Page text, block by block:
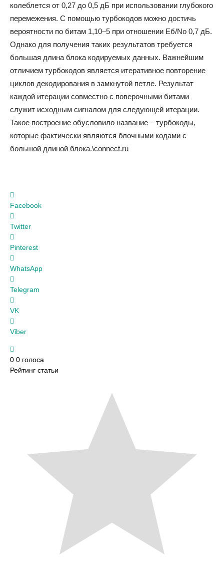
колеблется от 0,27 до 0,5 дБ при использовании глубокого
перемежения. С помощью турбокодов можно достичь
вероятности по битам 1,10–5 при отношении Eб/No 0,7 дБ.
Однако для получения таких результатов требуется
большая длина блока кодируемых данных. Важнейшим
отличием турбокодов является итеративное повторение
циклов декодирования в замкнутой петле. Результат
каждой итерации совместно с поверочными битами
служит исходным сигналом для следующей итерации.
Такое построение обусловило название – турбокоды,
которые фактически являются блочными кодами с
большой длиной блока.\connect.ru
Facebook
Twitter
Pinterest
WhatsApp
Telegram
VK
Viber
0 0 голоса
Рейтинг статьи